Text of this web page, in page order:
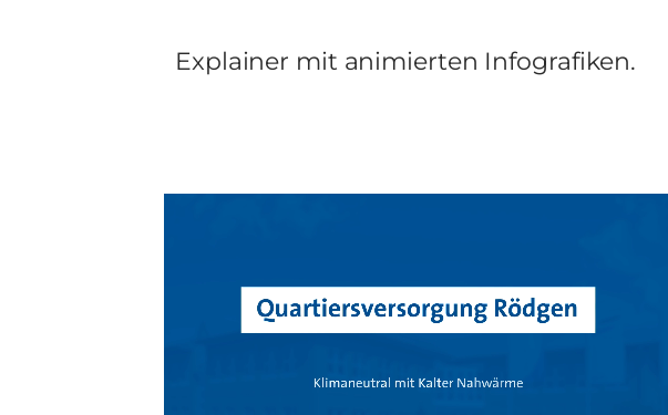
Explainer mit animierten Infografiken.